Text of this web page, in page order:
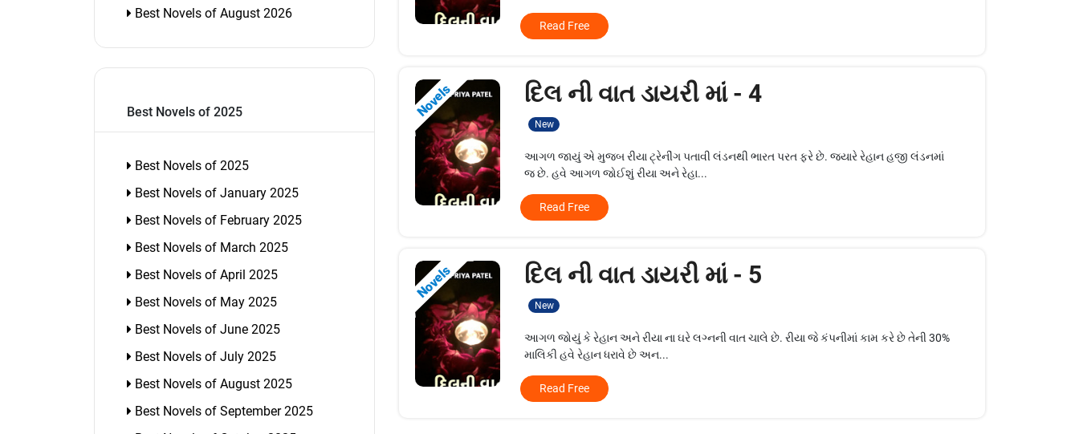
Best Novels of August 2026
Best Novels of 2025
Best Novels of 2025
Best Novels of January 2025
Best Novels of February 2025
Best Novels of March 2025
Best Novels of April 2025
Best Novels of May 2025
Best Novels of June 2025
Best Novels of July 2025
Best Novels of August 2025
Best Novels of September 2025
Read Free
Novels દિલ ની વાત ડાયરી માં - 4
New
આગળ જાયું એ મુજબ રીયા ટ્રેનીંગ પતાવી લંડનથી ભારત પરત ફરે છે. જ્યારે રેહાન હજી લંડનમાં
જ છે. હવે આગળ જોઈશું રીયા અને રેહા...
Read Free
Novels દિલ ની વાત ડાયરી માં - 5
New
આગળ જોયું કે રેહાન અને રીયા ના ઘરે લગ્નની વાત ચાલે છે. રીયા જે કંપનીમાં કામ કરે છે તેની 30%
માલિકી હવે રેહાન ધરાવે છે અન...
Read Free